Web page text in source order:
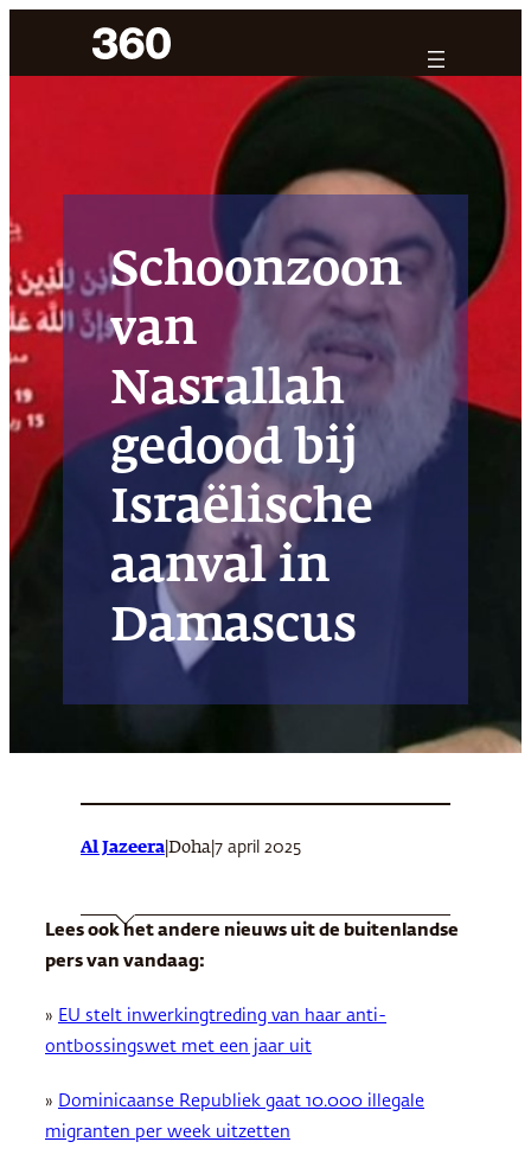
Schoonzoon
van
Nasrallah
gedood bij
Israëlische
aanval in
Damascus
Al Jazeera Doha 7 april 2025
Lees ook het andere nieuws uit de buitenlandse
pers van vandaag:
» EU stelt inwerkingtreding van haar anti-
ontbossingswet met een jaar uit
»
Dominicaanse Republiek gaat 10.000 illegale
migranten per week uitzetten